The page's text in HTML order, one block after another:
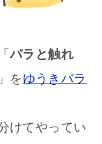
バラと触れ
」を ゆうきバラ
けてやってい